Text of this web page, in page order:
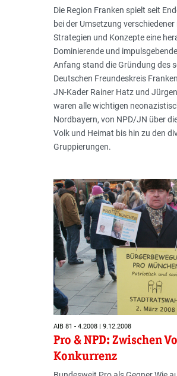
Die Region Franken spielt seit
bei der Umsetzung
Strategien und Konzepte eine
Dominierende und
Anfang stand die Gründung des
Deutschen Freundeskreis
JN-Kader Rainer Hatz und
waren alle wichtigen
Nordbayern, von NPD/JN über
Volk und Heimat bis hin zu den
Gruppierungen.
AIB 81 - 4.2008 | 9.12.2008
Pro & NPD: Zwischen
Konkurrenz